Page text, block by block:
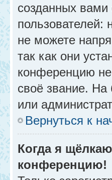
созданных
не можете
так как они
конференцию
своё звание.
или
Вернуться к
Когда я
конференцию!